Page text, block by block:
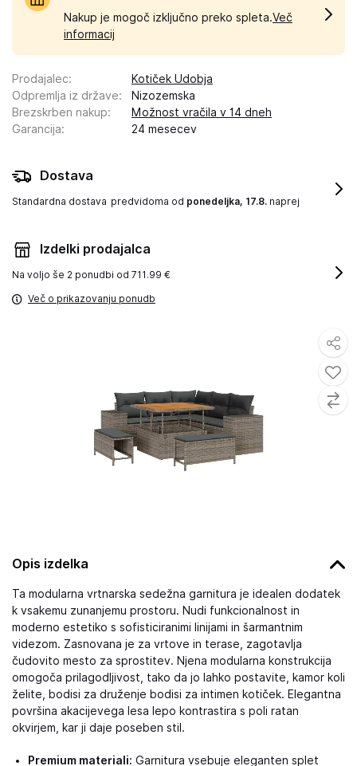
Opis izdelka
Ta modularna vrtnarska sedežna garnitura je idealen dodatek
k vsakemu zunanjemu prostoru. Nudi funkcionalnost in
moderno estetiko s sofisticiranimi linijami in šarmantnim
videzom. Zasnovana je za vrtove in terase, zagotavlja
čudovito mesto za sprostitev. Njena modularna konstrukcija
omogoča prilagodljivost, tako da jo lahko postavite, kamor koli
želite, bodisi za druženje bodisi za intimen kotiček. Elegantna
površina akacijevega lesa lepo kontrastira s poli ratan
okvirjem, kar ji daje poseben stil.
Premium materiali: Garnitura vsebuje eleganten splet
Nakup je mogoč izključno preko spleta.Več
informacij
Prodajalec:
Kotiček Udobja
Odpremlja iz države:
Nizozemska
Brezskrben nakup:
Možnost vračila v 14 dneh
Garancija: 24 mesecev
Dostava
Standardna dostava predvidoma od ponedeljka, 17.8. naprej
Izdelki prodajalca
Na voljo še 2 ponudbi od 711.99 €
Več o prikazovanju ponudb